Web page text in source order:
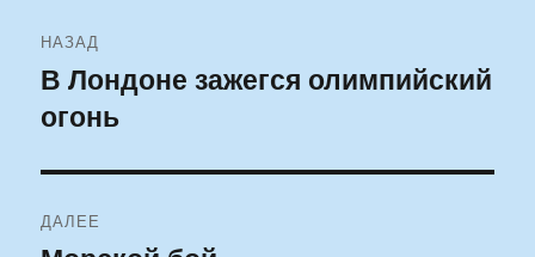
по
записям
НАЗАД
Предыдущая
запись:
В Лондоне зажегся олимпийский
огонь
ДАЛЕЕ